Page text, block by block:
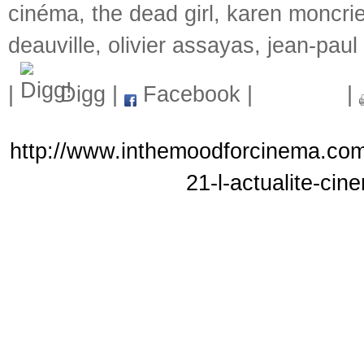
cinéma, the dead girl , karen
deauville, olivier assayas, jean-
Digg Facebook
http://
21-l-actualite-